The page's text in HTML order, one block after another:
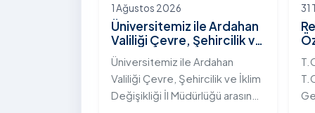
1 Ağustos 2026
Üniversitemiz ile Ardahan
Valiliği Çevre, Şehircilik ve
İklim Değişikliği İl
Müdürlüğü Arasında İş
Birliği Protokolü İmzalandı
Üniversitemiz ile Ardahan
Valiliği Çevre, Şehircilik ve İklim
Değişikliği İl Müdürlüğü arasında
31